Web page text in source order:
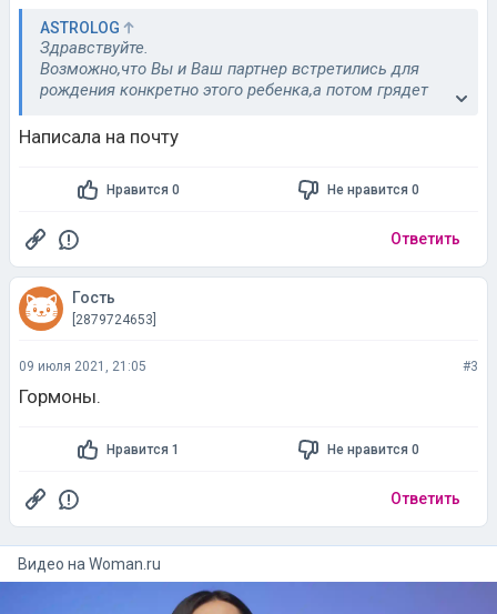
ASTROLOG
Здравствуйте.
Возможно,что Вы и Ваш партнер встретились для
рождения конкретно этого ребенка,а потом грядет
выполнены.
Это нужно по синастрии анализировать.
есть в профиле.
Написала на почту
Нравится 0 Не нравится 0
Ответить
Гость
[2879724653]
09 июля 2021, 21:05 #3
Гормоны.
Нравится 1 Не нравится 0
Ответить
Видео на woman.ru